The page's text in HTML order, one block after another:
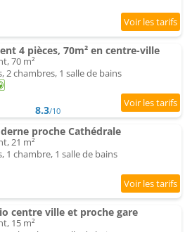
4 pièces, 70m² en centre-ville
70 m²
2 chambres, 1 salle de bains
8.3/10
proche Cathédrale
21 m²
1 chambre, 1 salle de bains
centre ville et proche gare
15 m²